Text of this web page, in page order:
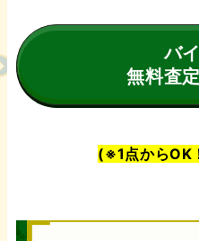
バ
無料査
(※1点からOK